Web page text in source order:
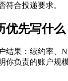
符合投递要求。
优先写什么
结果：续约率、
你负责的账户规